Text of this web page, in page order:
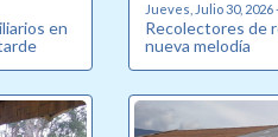
en
Jueves, Julio 30, 2026
Recolectores de
nueva melodía